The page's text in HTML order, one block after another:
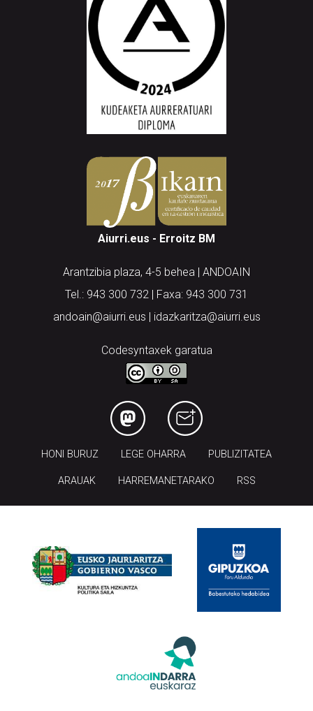
Aiurri.eus - Erroitz BM
Arantzibia plaza, 4-5 behea | ANDOAIN
Tel.: 943 300 732 | Faxa: 943 300 731
andoain@aiurri.eus | idazkaritza@aiurri.eus
Codesyntaxek garatua
HONI BURUZ LEGE OHARRA PUBLIZITATEA
ARAUAK HARREMANETARAKO RSS